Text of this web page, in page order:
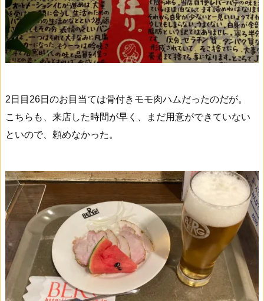
2日目26日のお目当ては骨付きモモ肉ハムだったのだが。
こちらも、来店した時間が早く、まだ用意ができていない
といので、頼めなかった。